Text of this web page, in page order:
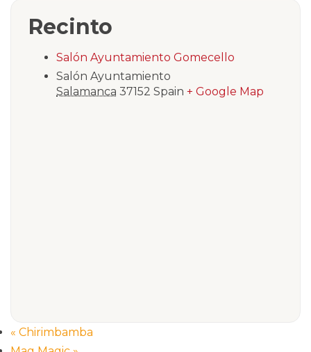
Recinto
Salón Ayuntamiento Gomecello
Salón Ayuntamiento
Salamanca 37152 Spain + Google Map
« Chirimbamba